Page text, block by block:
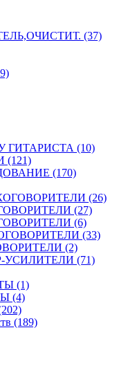
(37)
(10)
(170)
(26)
(27)
(6)
(33)
(2)
(71)
(1)
(4)
(189)